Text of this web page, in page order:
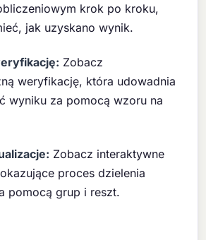
krok po kroku,
jak uzyskano wynik.
Zobacz
weryfikację, która udowadnia
wyniku za pomocą wzoru na
Zobacz interaktywne
proces dzielenia
pomocą grup i reszt.